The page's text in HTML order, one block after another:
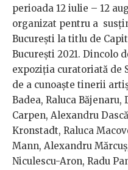
perioada 12 iulie – 12
organizat pentru a
București la titlu de
București 2021. Dincolo
expoziția curatoriată de
de a cunoaște tinerii
Badea, Raluca
Carpen, Alexandru
Kronstadt, Raluca
Mann, Alexandru
Niculescu-Aron, Radu